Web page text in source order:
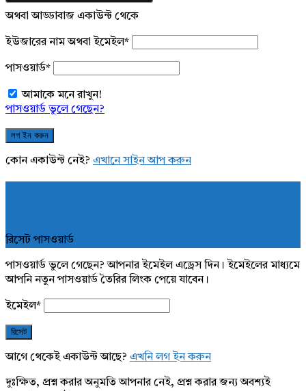
অথবা আড্ডাবাজ একাউন্ট থেকে
ইউজারের নাম অথবা ইমেইল*
পাসওয়ার্ড*
আমাকে মনে রাখুন!
পাসওয়ার্ড ভুলে গেছেন?
কোন একাউন্ট নেই? এখানে সাইন আপ করুন
রিসেট পাসওয়ার্ড
পাসওয়ার্ড ভুলে গেছেন? আপনার ইমেইল এড্রেস দিন। ইমেইলের মাধ্যমে
আপনি নতুন পাসওয়ার্ড তৈরির লিংক পেয়ে যাবেন।
ইমেইল*
আগে থেকেই একাউন্ট আছে? এখনি লগ ইন করুন
দুঃক্ষিত, প্রশ্ন করার অনুমতি আপনার নেই, প্রশ্ন করার জন্য অবশ্যই